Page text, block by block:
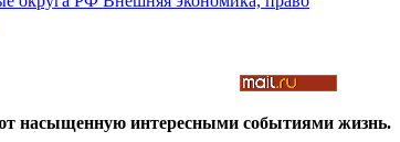
насыщенную интересными событиями жизнь.